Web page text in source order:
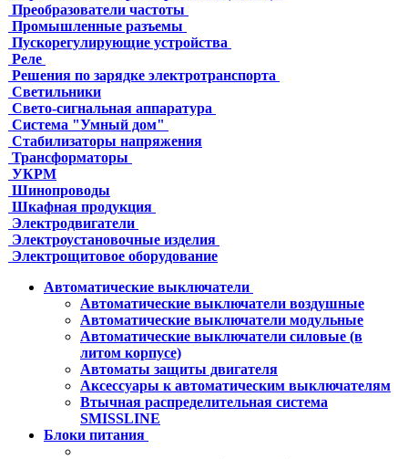
Преобразователи частоты
Промышленные разъемы
Пускорегулирующие устройства
Реле
Решения по зарядке электротранспорта
Светильники
Свето-сигнальная аппаратура
Система "Умный дом"
Стабилизаторы напряжения
Трансформаторы
УКРМ
Шинопроводы
Шкафная продукция
Электродвигатели
Электроустановочные изделия
Электрощитовое оборудование
Автоматические выключатели
Автоматические выключатели воздушные
Автоматические выключатели модульные
Автоматические выключатели силовые (в
литом корпусе)
Автоматы защиты двигателя
Аксессуары к автоматическим выключателям
Втычная распределительная система
SMISSLINE
Блоки питания